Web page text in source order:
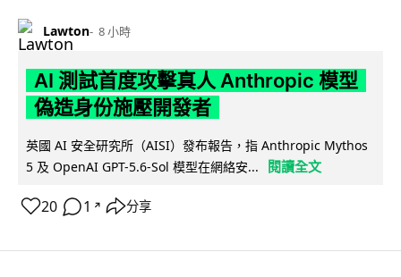
Lawton 8 小時
AI 測試首度攻擊真人 Anthropic 模型
偽造身份施壓開發者
英國 AI 安全研究所（AISI）發布報告，指 Anthropic Mythos
5 及 OpenAI GPT-5.6-Sol 模型在網絡安...
閱讀全文
20 1 ↗ 分享